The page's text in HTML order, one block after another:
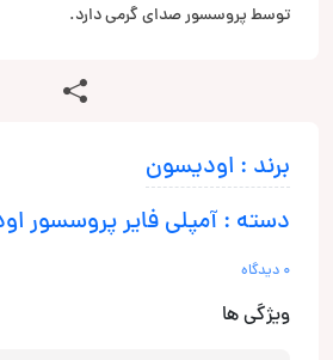
توسط پروسسور صدای گرمی دارد.
برند : اودیسون
دسته : آمپلی فایر پروسسور
0 دیدگاه
ویژگی ها